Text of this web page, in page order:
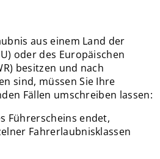
aus einem Land der
oder des Europäischen
besitzen und nach
sind, müssen Sie Ihre
Fällen umschreiben lassen:
Führerscheins endet,
Fahrerlaubnisklassen